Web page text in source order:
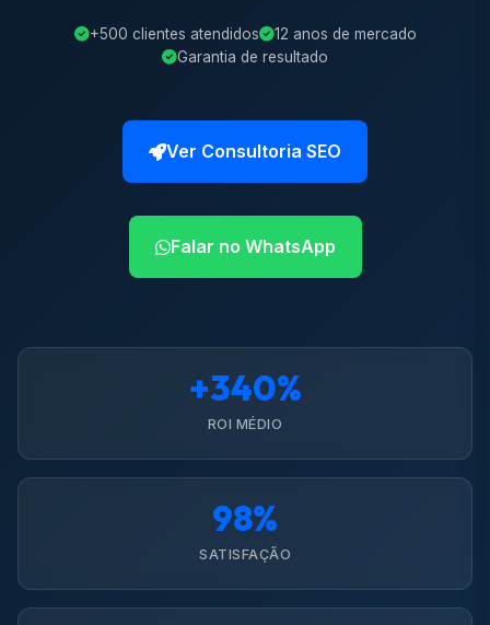
+500 clientes atendidos
12 anos de mercado
Garantia de resultado
Ver Consultoria SEO
Falar no WhatsApp
+340%
ROI MÉDIO
98%
SATISFAÇÃO